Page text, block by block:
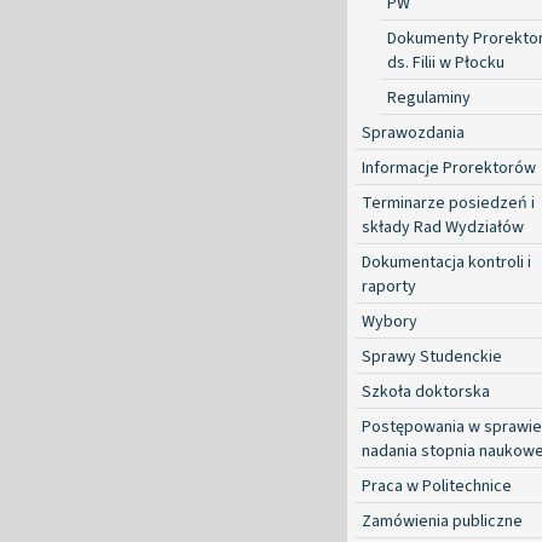
Dokumenty
ds. Filii w Płocku
Regulaminy
Sprawozdania
Informacje Prorektorów
Terminarze posiedzeń i
składy Rad Wydziałów
Dokumentacja kontroli i
raporty
Wybory
Sprawy Studenckie
Szkoła doktorska
Postępowania w sprawie
nadania stopnia
Praca w Politechnice
Zamówienia publiczne